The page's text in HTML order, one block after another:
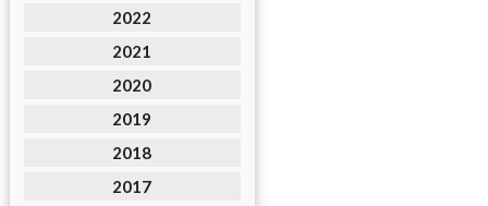
2022
2021
2020
2019
2018
2017